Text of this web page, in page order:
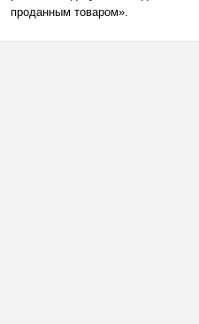
проданным товаром».